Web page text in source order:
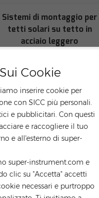
Cookie
inserire cookie per
con SICC più personali.
e pubblicitari. Con questi
e raccogliere il tuo
e all'esterno di super-
super-instrument.com e
clic su "Accetta" accetti
necessari e purtroppo
Sistemi di montaggio per
tetti solari su tetto in
acciaio leggero